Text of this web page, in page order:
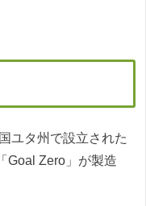
ユタ州で設立された
Goal Zero」が製造